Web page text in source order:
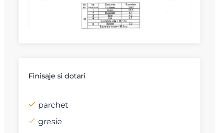
Finisaje si dotari
parchet
gresie